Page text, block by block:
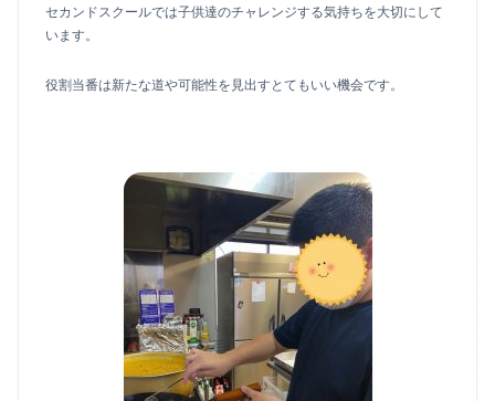
セカンドスクールでは子供達のチャレンジする気持ちを大切にして
います。
役割当番は新たな道や可能性を見出すとてもいい機会です。